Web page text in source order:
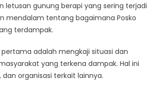
gunung berapi yang sering terjadi
mendalam tentang bagaimana Posko
terdampak.
pertama adalah mengkaji situasi dan
yang terkena dampak. Hal ini
organisasi terkait lainnya.